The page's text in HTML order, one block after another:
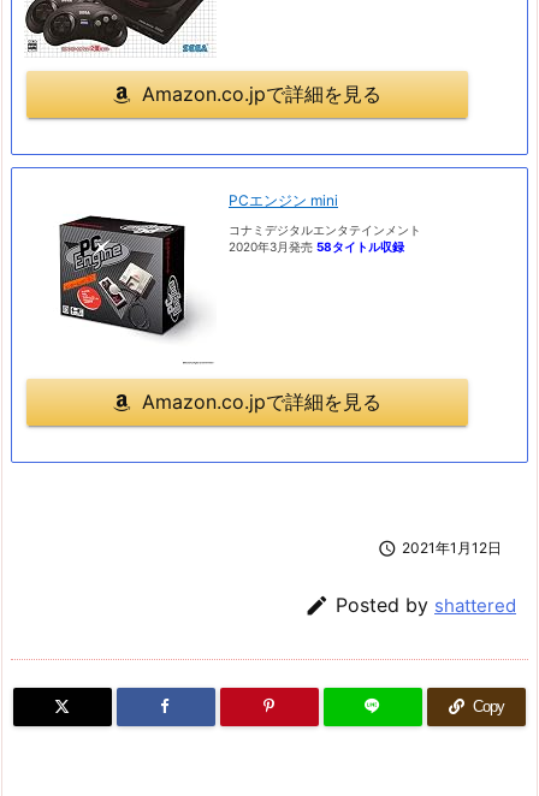
Amazon.co.jpで詳細を見る
PCエンジン mini
コナミデジタルエンタテインメント
2020年3月発売 58タイトル収録
Amazon.co.jpで詳細を見る
 2021年1月12日
 Posted by shattered
Copy